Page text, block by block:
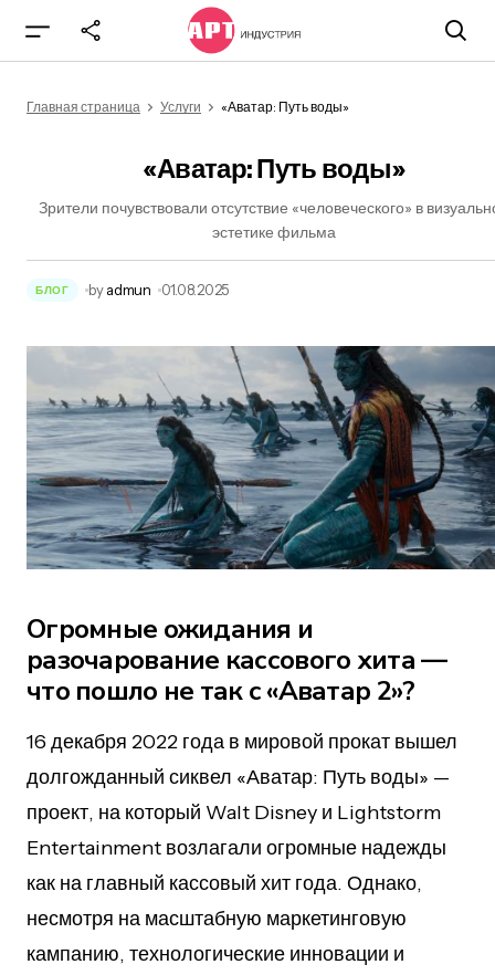
Главная страница Услуги «Аватар: Путь воды»
«Аватар: Путь воды»
Зрители почувствовали отсутствие «человеческого» в
эстетике фильма
БЛОГ by admun 01.08.2025
Огромные ожидания и
разочарование кассового хита —
что пошло не так с «Аватар 2»?
16 декабря 2022 года в мировой прокат вышел
долгожданный сиквел «Аватар: Путь воды» —
проект, на который Walt Disney и Lightstorm
Entertainment возлагали огромные надежды
как на главный кассовый хит года. Однако,
несмотря на масштабную маркетинговую
кампанию, технологические инновации и